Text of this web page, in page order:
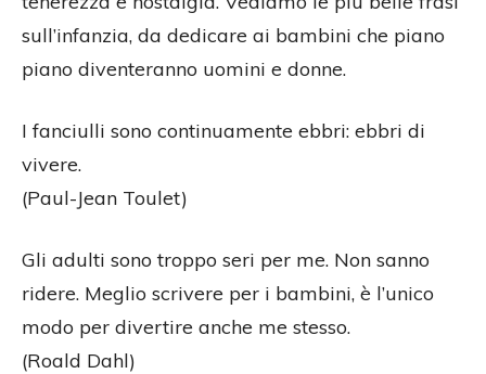
sull’infanzia, da dedicare ai bambini che piano
piano diventeranno uomini e donne.
I fanciulli sono continuamente ebbri: ebbri di
vivere.
(Paul-Jean Toulet)
Gli adulti sono troppo seri per me. Non sanno
ridere. Meglio scrivere per i bambini, è l’unico
modo per divertire anche me stesso.
(Roald Dahl)